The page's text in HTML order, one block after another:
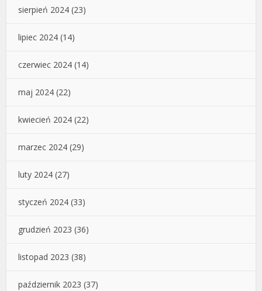
sierpień 2024 (23)
lipiec 2024 (14)
czerwiec 2024 (14)
maj 2024 (22)
kwiecień 2024 (22)
marzec 2024 (29)
luty 2024 (27)
styczeń 2024 (33)
grudzień 2023 (36)
listopad 2023 (38)
październik 2023 (37)